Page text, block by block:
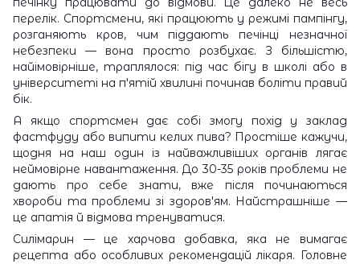
перелік. Спортсмени, які працюють у режимі пампінгу,
розганяють кров, чим піддають печінці незначної
небезпеки — вона просто розбухає. З більшістю,
найімовірніше, траплялося: під час бігу в школі або в
університеті на п'ятій хвилині починав боліти правий
бік.
А якщо спортсмен дає собі змогу похід у заклад
фастфуду або випити келих пива? Простіше кажучи,
щодня на наш один із найважливіших органів лягає
неймовірне навантаження. До 30-35 років проблеми не
дають про себе знати, вже після починаються
хвороби та проблеми зі здоров'ям. Найстрашніше —
це апатія й відмова тренуватися.
Силімарин — це харчова добавка, яка не вимагає
рецепта або особливих рекомендацій лікаря. Головне